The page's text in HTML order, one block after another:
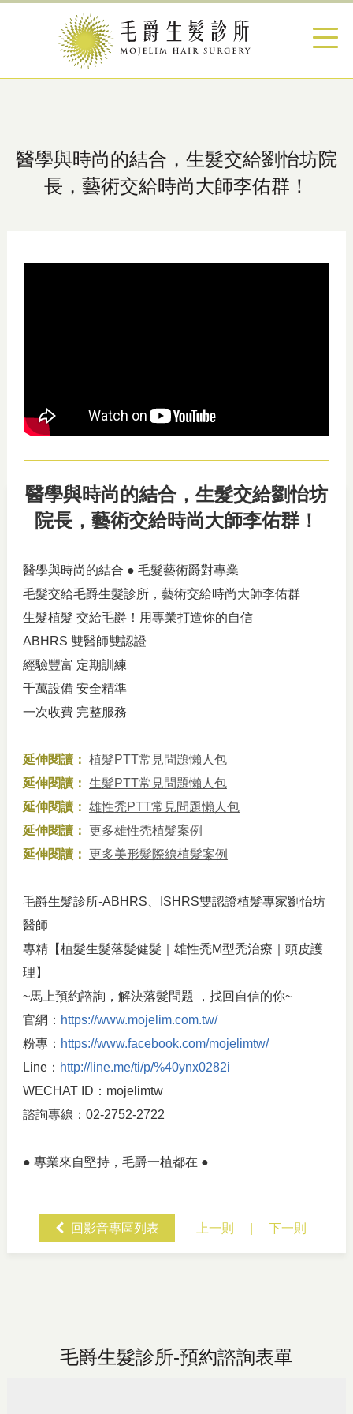
醫學與時尚的結合，生髮交給劉怡坊院
長，藝術交給時尚大師李佑群！
醫學與時尚的結合，生髮交給劉怡坊
院長，藝術交給時尚大師李佑群！
醫學與時尚的結合 ● 毛髮藝術爵對專業
毛髮交給毛爵生髮診所，藝術交給時尚大師李佑群
生髮植髮 交給毛爵！用專業打造你的自信
ABHRS 雙醫師雙認證
經驗豐富 定期訓練
千萬設備 安全精準
一次收費 完整服務
延伸閱讀： 植髮PTT常見問題懶人包
延伸閱讀： 生髮PTT常見問題懶人包
延伸閱讀： 雄性禿PTT常見問題懶人包
延伸閱讀： 更多雄性禿植髮案例
延伸閱讀： 更多美形髮際線植髮案例
毛爵生髮診所-ABHRS、ISHRS雙認證植髮專家劉怡坊
醫師
專精【植髮生髮落髮健髮｜雄性禿M型禿治療｜頭皮護
理】
~馬上預約諮詢，解決落髮問題 ，找回自信的你~
官網： https://www.mojelim.com.tw/
粉專： https://www.facebook.com/mojelimtw/
Line： http://line.me/ti/p/%40ynx0282i
WECHAT ID：mojelimtw
諮詢專線：02-2752-2722
● 專業來自堅持，毛爵一植都在 ●
回影音專區列表 上一則 |下一則
毛爵生髮診所-預約諮詢表單